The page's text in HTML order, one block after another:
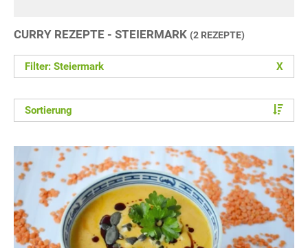
CURRY REZEPTE - STEIERMARK (2 REZEPTE)
Filter: Steiermark X
Sortierung